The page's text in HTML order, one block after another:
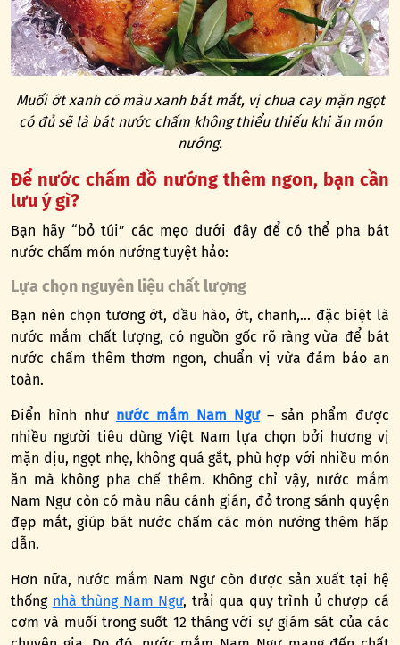
Muối ớt xanh có màu xanh bắt mắt, vị chua cay mặn ngọt
có đủ sẽ là bát nước chấm không thiểu thiếu khi ăn món
nướng.
Để nước chấm đồ nướng thêm ngon, bạn cần
lưu ý gì?
Bạn hãy “bỏ túi” các mẹo dưới đây để có thể pha bát
nước chấm món nướng tuyệt hảo:
Lựa chọn nguyên liệu chất lượng
Bạn nên chọn tương ớt, dầu hào, ớt, chanh,… đặc biệt là
nước mắm chất lượng, có nguồn gốc rõ ràng vừa để bát
nước chấm thêm thơm ngon, chuẩn vị vừa đảm bảo an
toàn.
Điển hình như nước mắm Nam Ngư– sản phẩm được
nhiều người tiêu dùng Việt Nam lựa chọn bởi hương vị
mặn dịu, ngọt nhẹ, không quá gắt, phù hợp với nhiều món
ăn mà không pha chế thêm. Không chỉ vậy, nước mắm
Nam Ngư còn có màu nâu cánh gián, đỏ trong sánh quyện
đẹp mắt, giúp bát nước chấm các món nướng thêm hấp
dẫn.
Hơn nữa, nước mắm Nam Ngư còn được sản xuất tại hệ
thống nhà thùng Nam Ngư, trải qua quy trình ủ chượp cá
cơm và muối trong suốt 12 tháng với sự giám sát của các